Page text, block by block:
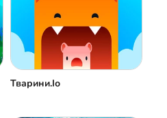
Тварини.Іо